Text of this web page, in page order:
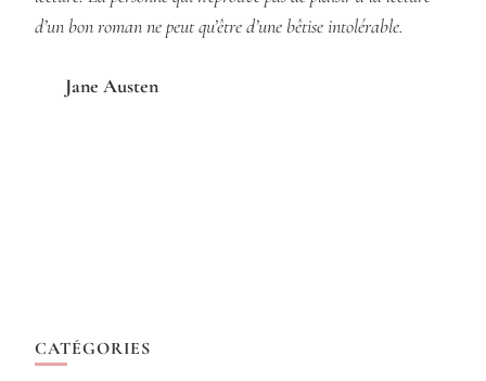
d’un bon roman ne peut qu’être d’une bêtise intolérable.
Jane Austen
CATÉGORIES